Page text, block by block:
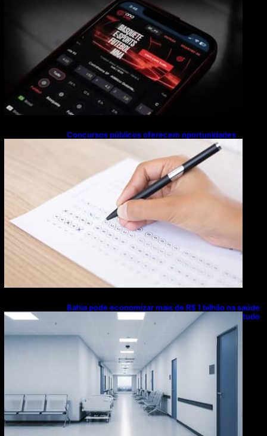
Concursos públicos oferecem oportunidades
Bahia pode economizar mais de R$ 1 bilhão na saúde
com universalização do saneamento, aponta estudo